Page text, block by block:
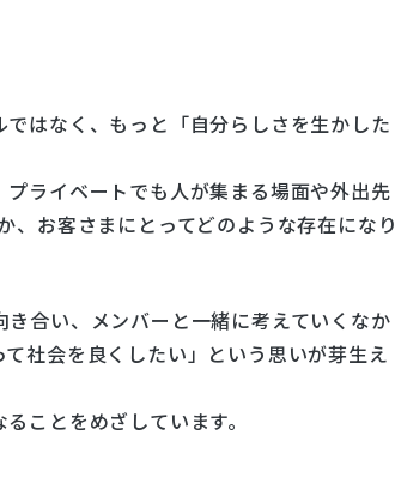
はなく、もっと「自分らしさを生かした
ライベートでも人が集まる場面や外出先
お客さまにとってどのような存在になり
合い、メンバーと一緒に考えていくなか
社会を良くしたい」という思いが芽生え
ことをめざしています。